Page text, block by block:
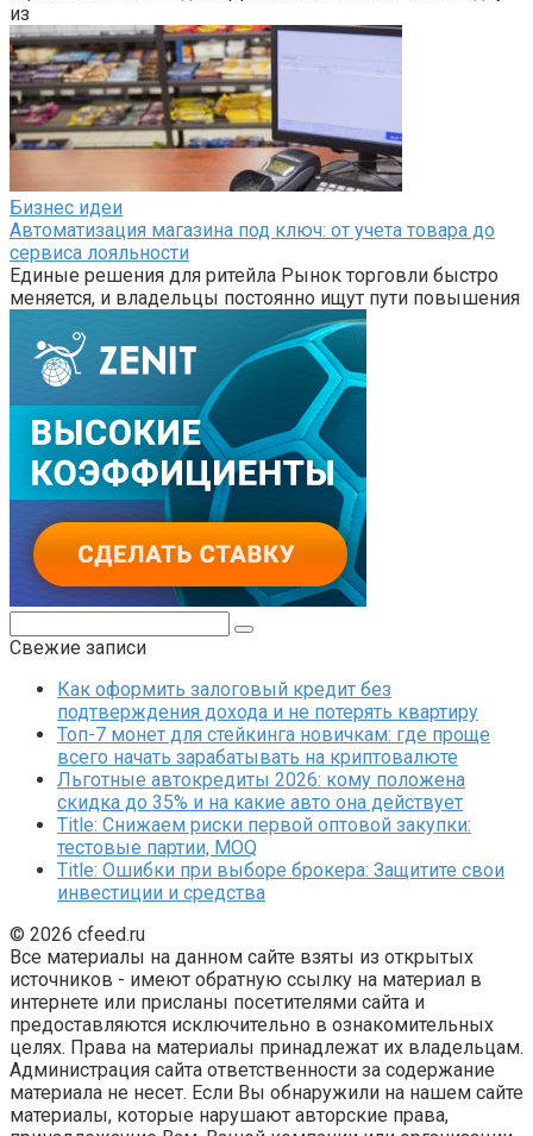
из
Бизнес идеи
Автоматизация магазина под ключ: от учета товара до
сервиса лояльности
Единые решения для ритейла Рынок торговли быстро
меняется, и владельцы постоянно ищут пути повышения
Свежие записи
Как оформить залоговый кредит без
подтверждения дохода и не потерять квартиру
Топ-7 монет для стейкинга новичкам: где проще
всего начать зарабатывать на криптовалюте
Льготные автокредиты 2026: кому положена
скидка до 35% и на какие авто она действует
Title: Снижаем риски первой оптовой закупки:
тестовые партии, MOQ
Title: Ошибки при выборе брокера: Защитите свои
инвестиции и средства
© 2026 cfeed.ru
Все материалы на данном сайте взяты из открытых
источников - имеют обратную ссылку на материал в
интернете или присланы посетителями сайта и
предоставляются исключительно в ознакомительных
целях. Права на материалы принадлежат их владельцам.
Администрация сайта ответственности за содержание
материала не несет. Если Вы обнаружили на нашем сайте
материалы, которые нарушают авторские права,